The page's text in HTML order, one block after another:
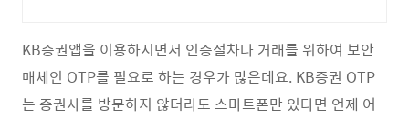
KB증권앱을 이용하시면서 인증절차나 거래를 위하여 보안
매체인 OTP를 필요로 하는 경우가 많은데요. KB증권 OTP
는 증권사를 방문하지 않더라도 스마트폰만 있다면 언제 어